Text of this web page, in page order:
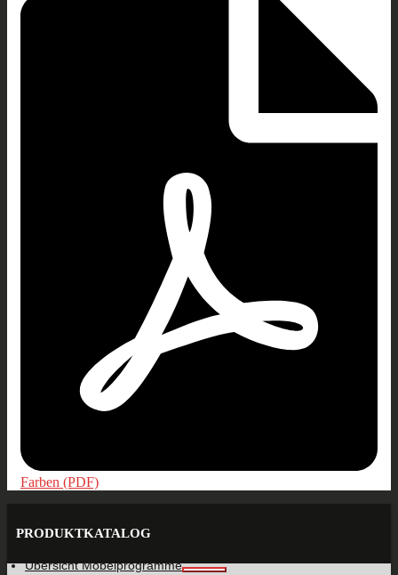
Farben (PDF)
PRODUKTKATALOG
Übersicht Möbelprogramme